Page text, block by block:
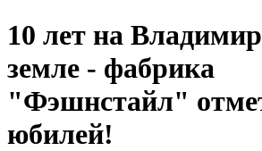
10 лет на
земле - фабрика
"Фэшнстайл"
юбилей!